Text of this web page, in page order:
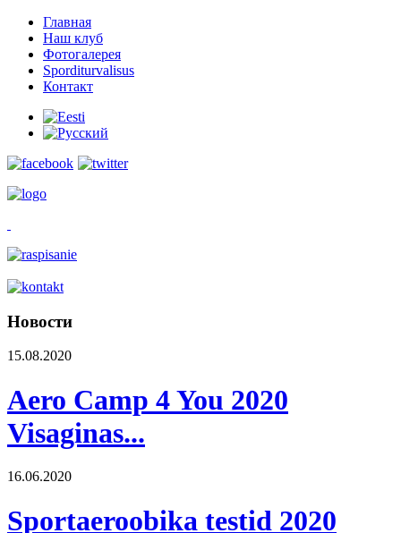
Главная
Наш клуб
Фотогалерея
Sporditurvalisus
Контакт
Новости
15.08.2020
Aero Camp 4 You 2020
Visaginas...
16.06.2020
Sportaeroobika testid 2020